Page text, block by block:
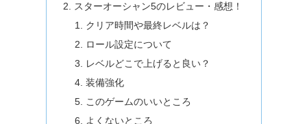
スターオーシャン5のレビュー・感想！
クリア時間や最終レベルは？
ロール設定について
レベルどこで上げると良い？
装備強化
このゲームのいいところ
よくないところ